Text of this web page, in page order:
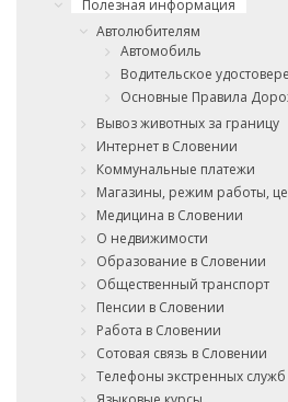
Полезная информация
Автолюбителям
Автомобиль
Водительское
Основные Правила
Вывоз животных за границу
Интернет в Словении
Коммунальные платежи
Магазины, режим работы,
Медицина в Словении
О недвижимости
Образование в Словении
Общественный транспорт
Пенсии в Словении
Работа в Словении
Сотовая связь в Словении
Телефоны экстренных служб